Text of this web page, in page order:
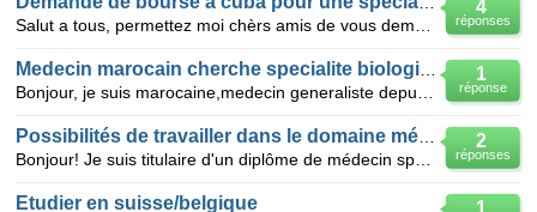
4
réponses
1
réponse
2
réponses
1
Etudier en suisse/belgique